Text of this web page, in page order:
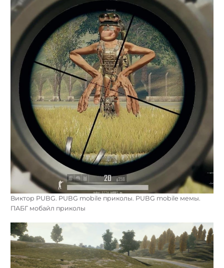
Виктор PUBG. PUBG mobile приколы. PUBG mobile мемы.
ПАБГ мобайл приколы